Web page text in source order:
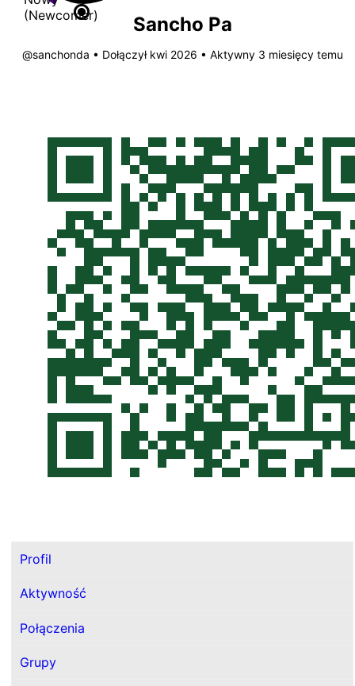
Sancho Pa
@sanchonda • Dołączył kwi 2026 • Aktywny 3 miesięcy temu
Profil
Aktywność
Połączenia
Grupy